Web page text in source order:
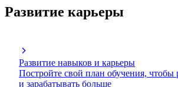
Развитие карьеры
Развитие навыков и карьеры
Постройте свой план обучения, чтобы
и зарабатывать больше